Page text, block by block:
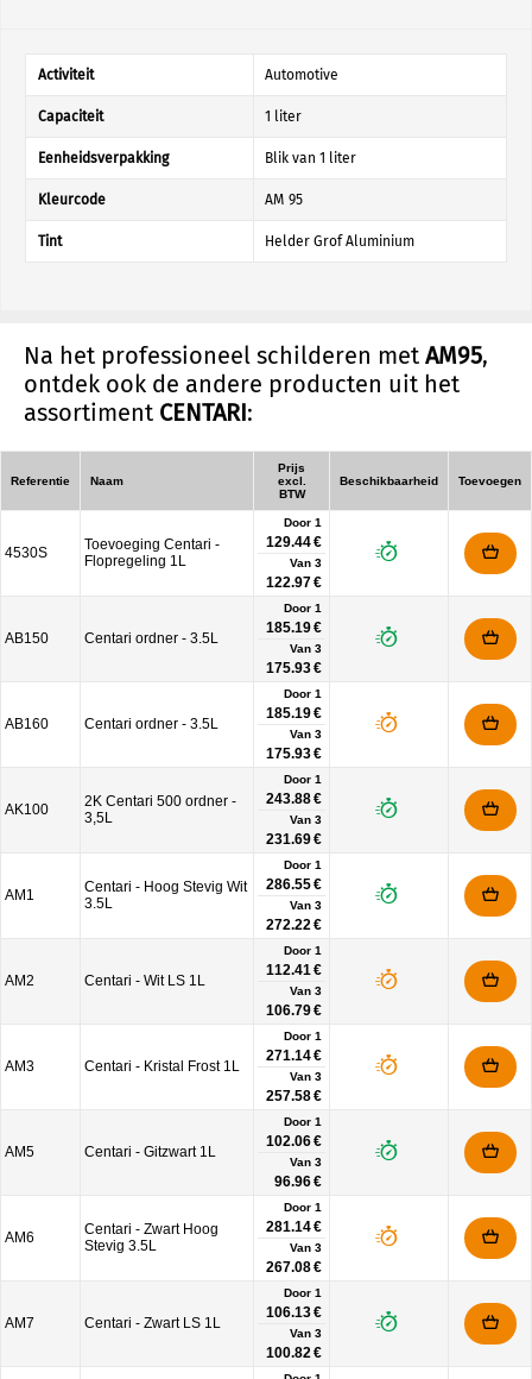
Activiteit Automotive
Capaciteit 1 liter
Eenheidsverpakking Blik van 1 liter
Kleurcode AM 95
Tint Helder Grof Aluminium
Na het professioneel schilderen met AM95,
ontdek ook de andere producten uit het
assortiment CENTARI:
Referentie Naam
Prijs
excl.
BTW
Beschikbaarheid Toevoegen
4530S
Toevoeging Centari -
Flopregeling 1L
Door 1
129.44 €
Van 3
122.97 €
AB150 Centari ordner - 3.5L
Door 1
185.19 €
Van 3
175.93 €
AB160 Centari ordner - 3.5L
Door 1
185.19 €
Van 3
175.93 €
AK100
2K Centari 500 ordner -
3,5L
Door 1
243.88 €
Van 3
231.69 €
AM1
Centari - Hoog Stevig Wit
3.5L
Door 1
286.55 €
Van 3
272.22 €
AM2 Centari - Wit LS 1L
Door 1
112.41 €
Van 3
106.79 €
AM3 Centari - Kristal Frost 1L
Door 1
271.14 €
Van 3
257.58 €
AM5 Centari - Gitzwart 1L
Door 1
102.06 €
Van 3
96.96 €
AM6
Centari - Zwart Hoog
Stevig 3.5L
Door 1
281.14 €
Van 3
267.08 €
AM7 Centari - Zwart LS 1L
Door 1
106.13 €
Van 3
100.82 €